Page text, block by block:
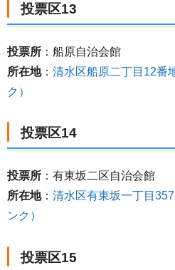
投票区13
投票所 ：船原自治会館
所在地： 清水区船原二丁目12番
ク）
投票区14
投票所 ：有東坂二区自治会館
所在地： 清水区有東坂一丁目
ンク）
投票区15